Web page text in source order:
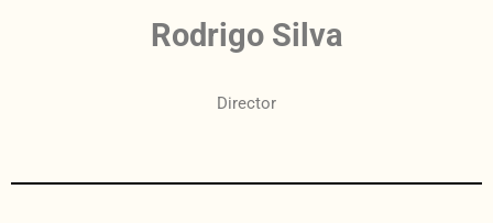
Rodrigo Silva
Director